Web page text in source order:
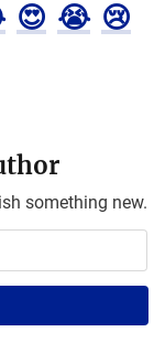
😍 😭 😢
something new.